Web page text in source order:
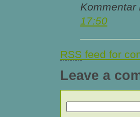
17:50
RSS feed for
Leave a